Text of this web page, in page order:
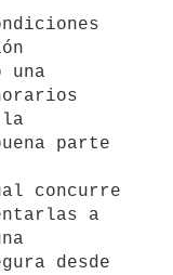
una
la
parte
concurre
a
desde